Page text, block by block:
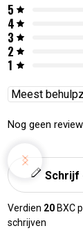
5
4
3
2
1
Reviews
Nog geen
Schrijf
Verdien 20 BXC
schrijven